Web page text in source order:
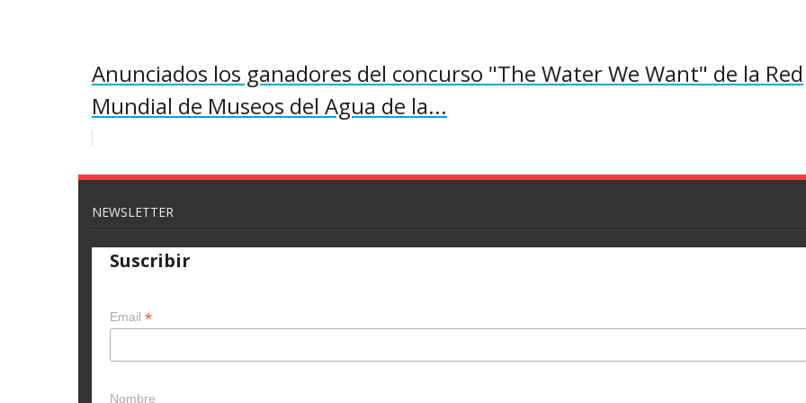
Anunciados los ganadores del concurso "The Water We Want" de la Red
Mundial de Museos del Agua de la...
NEWSLETTER
Suscribir
Email *
Nombre